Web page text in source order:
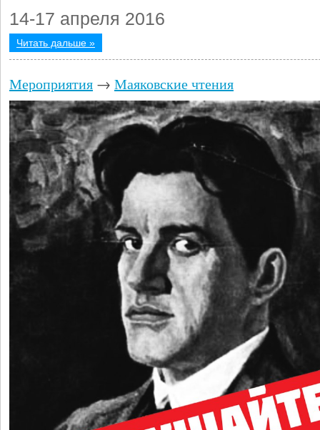
14-17 апреля 2016
Читать дальше »
Мероприятия → Маяковские чтения